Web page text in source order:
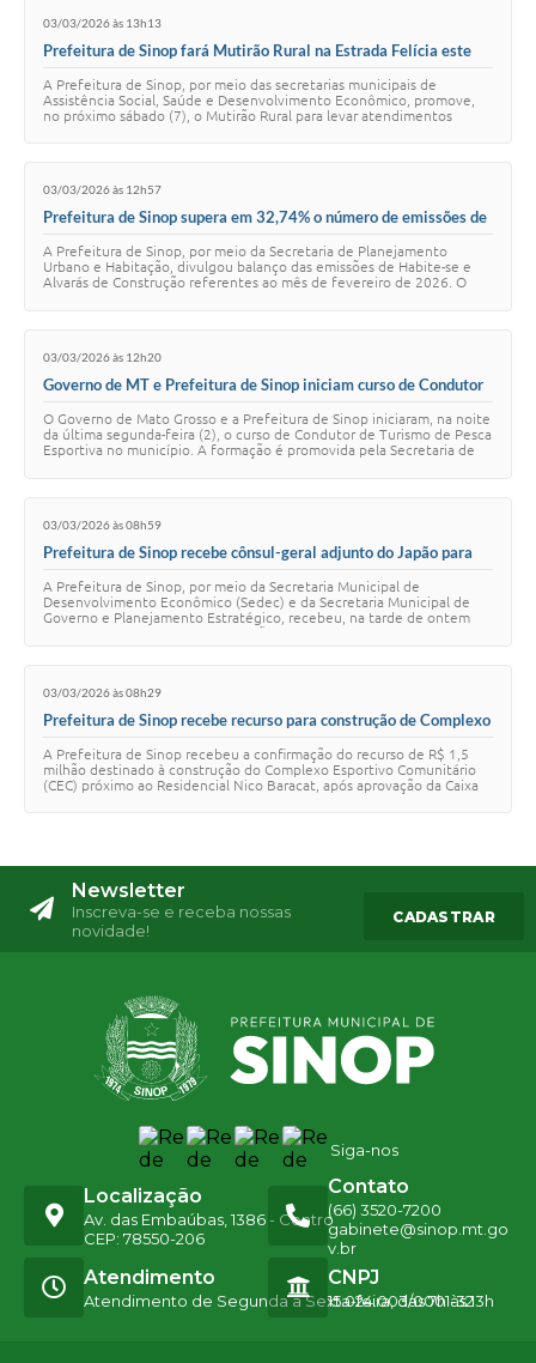
03/03/2026 às 13h13
Prefeitura de Sinop fará Mutirão Rural na Estrada Felícia este
A Prefeitura de Sinop, por meio das secretarias municipais de
Assistência Social, Saúde e Desenvolvimento Econômico, promove,
no próximo sábado (7), o Mutirão Rural para levar atendimentos
03/03/2026 às 12h57
Prefeitura de Sinop supera em 32,74% o número de emissões de
A Prefeitura de Sinop, por meio da Secretaria de Planejamento
Urbano e Habitação, divulgou balanço das emissões de Habite-se e
Alvarás de Construção referentes ao mês de fevereiro de 2026. O
03/03/2026 às 12h20
Governo de MT e Prefeitura de Sinop iniciam curso de Condutor
O Governo de Mato Grosso e a Prefeitura de Sinop iniciaram, na noite
da última segunda-feira (2), o curso de Condutor de Turismo de Pesca
Esportiva no município. A formação é promovida pela Secretaria de
03/03/2026 às 08h59
Prefeitura de Sinop recebe cônsul-geral adjunto do Japão para
A Prefeitura de Sinop, por meio da Secretaria Municipal de
Desenvolvimento Econômico (Sedec) e da Secretaria Municipal de
Governo e Planejamento Estratégico, recebeu, na tarde de ontem
03/03/2026 às 08h29
Prefeitura de Sinop recebe recurso para construção de Complexo
A Prefeitura de Sinop recebeu a confirmação do recurso de R$ 1,5
milhão destinado à construção do Complexo Esportivo Comunitário
(CEC) próximo ao Residencial Nico Baracat, após aprovação da Caixa
Newsletter
Inscreva-se e receba nossas
novidade!
CADASTRAR
Siga-nos
Localização
Av. das Embaúbas, 1386 - Centro
CEP: 78550-206
Contato
(66) 3520-7200
gabinete@sinop.mt.go
v.br
Atendimento
Atendimento de Segunda a Sexta-feira, das 7h às 13h
CNPJ
15.024.003/0001-32